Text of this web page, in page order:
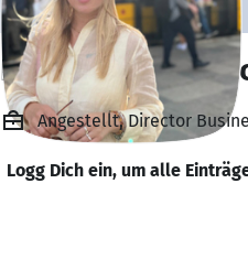
Hanna
Angestellt, Director
Logg Dich ein, um alle